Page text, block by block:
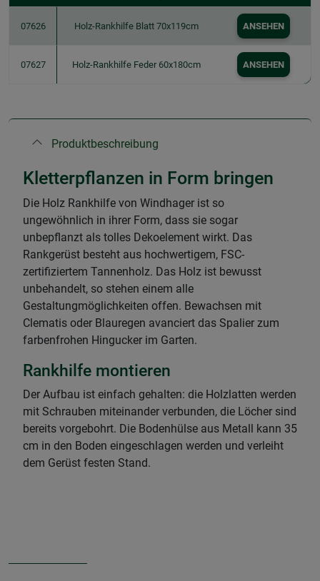
07626 Holz-Rankhilfe Blatt 70x119cm ANSEHEN
07627 Holz-Rankhilfe Feder 60x180cm ANSEHEN
Produktbeschreibung
Kletterpflanzen in Form bringen
Die Holz Rankhilfe von Windhager ist so
ungewöhnlich in ihrer Form, dass sie sogar
unbepflanzt als tolles Dekoelement wirkt. Das
Rankgerüst besteht aus hochwertigem, FSC-
zertifiziertem Tannenholz. Das Holz ist bewusst
unbehandelt, so stehen einem alle
Gestaltungmöglichkeiten offen. Bewachsen mit
Clematis oder Blauregen avanciert das Spalier zum
farbenfrohen Hingucker im Garten.
Rankhilfe montieren
Der Aufbau ist einfach gehalten: die Holzlatten werden
mit Schrauben miteinander verbunden, die Löcher sind
bereits vorgebohrt. Die Bodenhülse aus Metall kann 35
cm in den Boden eingeschlagen werden und verleiht
dem Gerüst festen Stand.